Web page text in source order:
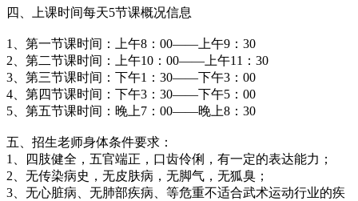
四、上课时间每天5节课概况信息
1、第一节课时间：上午8：00——上午9：30
2、第二节课时间：上午10：00——上午11：30
3、第三节课时间：下午1：30——下午3：00
4、第四节课时间：下午3：30——下午5：00
5、第五节课时间：晚上7：00——晚上8：30
五、招生老师身体条件要求：
1、四肢健全，五官端正，口齿伶俐，有一定的表达能力；
2、无传染病史，无皮肤病，无脚气，无狐臭；
3、无心脏病、无肺部疾病、等危重不适合武术运动行业的疾